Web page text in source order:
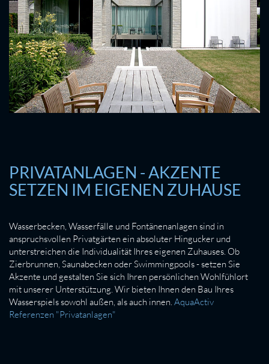
PRIVATANLAGEN - AKZENTE
SETZEN IM EIGENEN ZUHAUSE
Wasserbecken, Wasserfälle und Fontänenanlagen sind in
anspruchsvollen Privatgärten ein absoluter Hingucker und
unterstreichen die Individualität Ihres eigenen Zuhauses. Ob
Zierbrunnen, Saunabecken oder Swimmingpools - setzen Sie
Akzente und gestalten Sie sich Ihren persönlichen Wohlfühlort
mit unserer Unterstützung. Wir bieten Ihnen den Bau Ihres
Wasserspiels sowohl außen, als auch innen. AquaActiv
Referenzen "Privatanlagen"